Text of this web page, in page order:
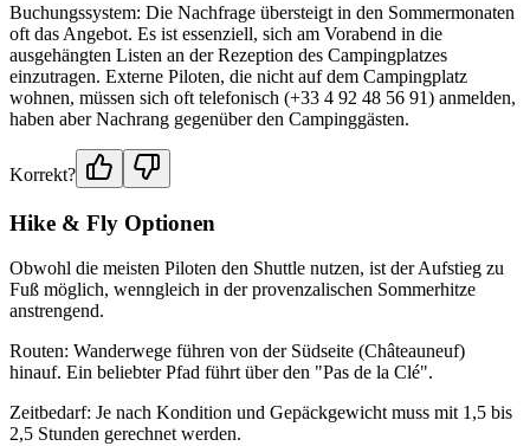
Buchungssystem: Die Nachfrage übersteigt in den Sommermonaten
oft das Angebot. Es ist essenziell, sich am Vorabend in die
ausgehängten Listen an der Rezeption des Campingplatzes
einzutragen. Externe Piloten, die nicht auf dem Campingplatz
wohnen, müssen sich oft telefonisch (+33 4 92 48 56 91) anmelden,
haben aber Nachrang gegenüber den Campinggästen.
Korrekt?
Hike & Fly Optionen
Obwohl die meisten Piloten den Shuttle nutzen, ist der Aufstieg zu
Fuß möglich, wenngleich in der provenzalischen Sommerhitze
anstrengend.
Routen: Wanderwege führen von der Südseite (Châteauneuf)
hinauf. Ein beliebter Pfad führt über den "Pas de la Clé".
Zeitbedarf: Je nach Kondition und Gepäckgewicht muss mit 1,5 bis
2,5 Stunden gerechnet werden.